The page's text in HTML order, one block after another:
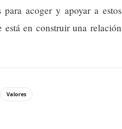
acoger y apoyar a estos
en construir una relación
Valores